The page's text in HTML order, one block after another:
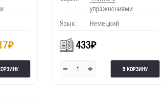
₽
упражнениями
Язык:
Немецкий
433₽
В КОРЗИНУ